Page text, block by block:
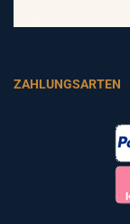
ZAHLUNGSARTEN